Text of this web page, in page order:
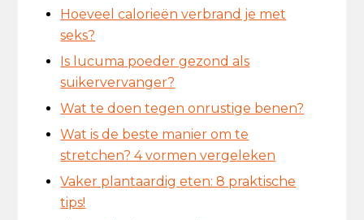
Hoeveel calorieën verbrand je met
seks?
Is lucuma poeder gezond als
suikervervanger?
Wat te doen tegen onrustige benen?
Wat is de beste manier om te
stretchen? 4 vormen vergeleken
Vaker plantaardig eten: 8 praktische
tips!